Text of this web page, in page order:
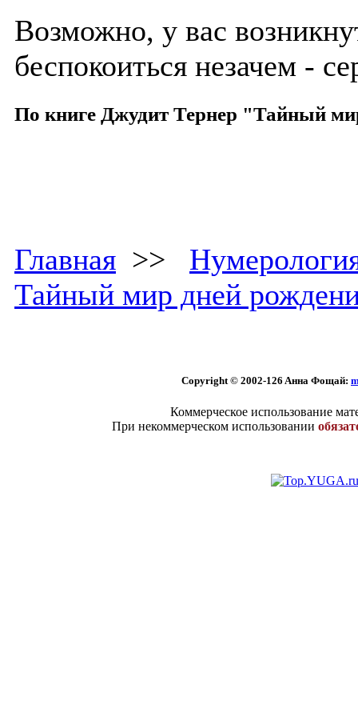
Возможно, у вас
беспокоиться незачем -
По книге Джудит Тернер "Тайный
Главная >>
Тайный мир дней
Copyright © 2002-126 Aннa Фoщaй:
Коммерческое использование
При некоммерческом использовании